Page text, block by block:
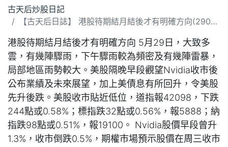
古天后炒股日記
【古天后日誌】 港股待期結月結後才有明確方向(290525).docx
港股待期結月結後才有明確方向 5月29日，大致多
雲，有幾陣驟雨，下午驟雨較為頻密及有幾陣雷暴，
局部地區雨勢較大。美股隔晚早段觀望Nvidia收市後
公布業績及未來展望，加上美債息有所回升，令美股
先升後跌。美股收市貼近低位，道指報42098，下跌
244點或0.58%；標指跌32點或0.56%，報5888；納
指跌98點或0.51%，報19100。 Nvidia股價早段曾升
1.3%，收市倒跌0.5%，期權市場預示股價在周三收市